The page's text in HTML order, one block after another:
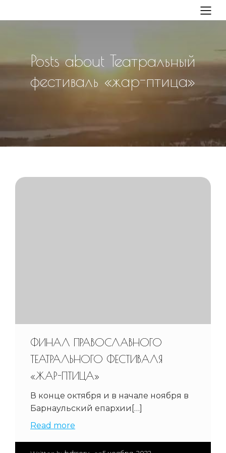
Posts about Театральный
фестиваль «жар-птица»
ФИНАЛ ПРАВОСЛАВНОГО
ТЕАТРАЛЬНОГО ФЕСТИВАЛЯ
«ЖАР-ПТИЦА»
В конце октября и в начале ноября в
Барнаульский епархии[…]
Read more